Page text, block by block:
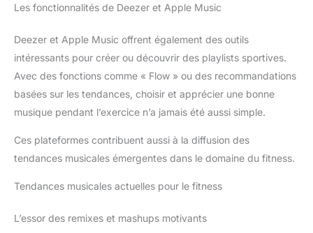
Les fonctionnalités de Deezer et Apple Music
Deezer et Apple Music offrent également des outils
intéressants pour créer ou découvrir des playlists sportives.
Avec des fonctions comme « Flow » ou des recommandations
basées sur les tendances, choisir et apprécier une bonne
musique pendant l’exercice n’a jamais été aussi simple.
Ces plateformes contribuent aussi à la diffusion des
tendances musicales émergentes dans le domaine du fitness.
Tendances musicales actuelles pour le fitness
L’essor des remixes et mashups motivants